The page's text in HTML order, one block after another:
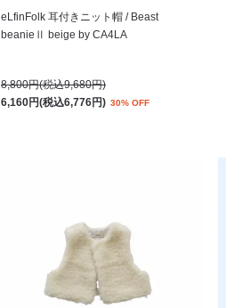
eLfinFolk 耳付きニット帽 / Beast
beanieⅡ beige by CA4LA
8,800円(税込9,680円)
6,160円(税込6,776円) 30% OFF